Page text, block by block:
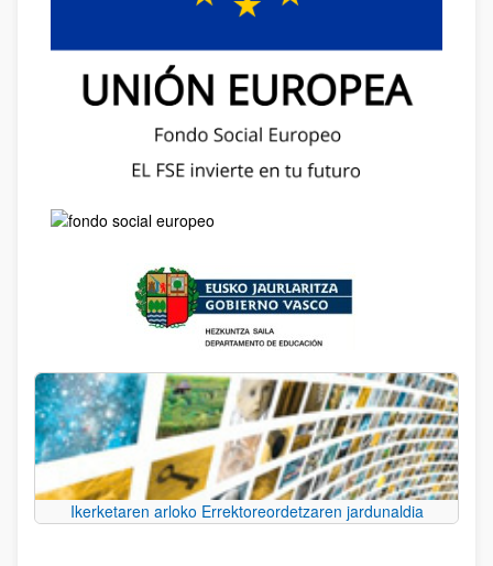
Ikerketaren arloko Errektoreordetzaren jardunaldia